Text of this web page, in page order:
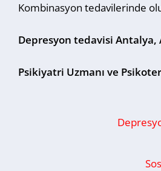
Kombinasyon tedavilerinde
Depresyon tedavisi
Psikiyatri Uzmanı ve